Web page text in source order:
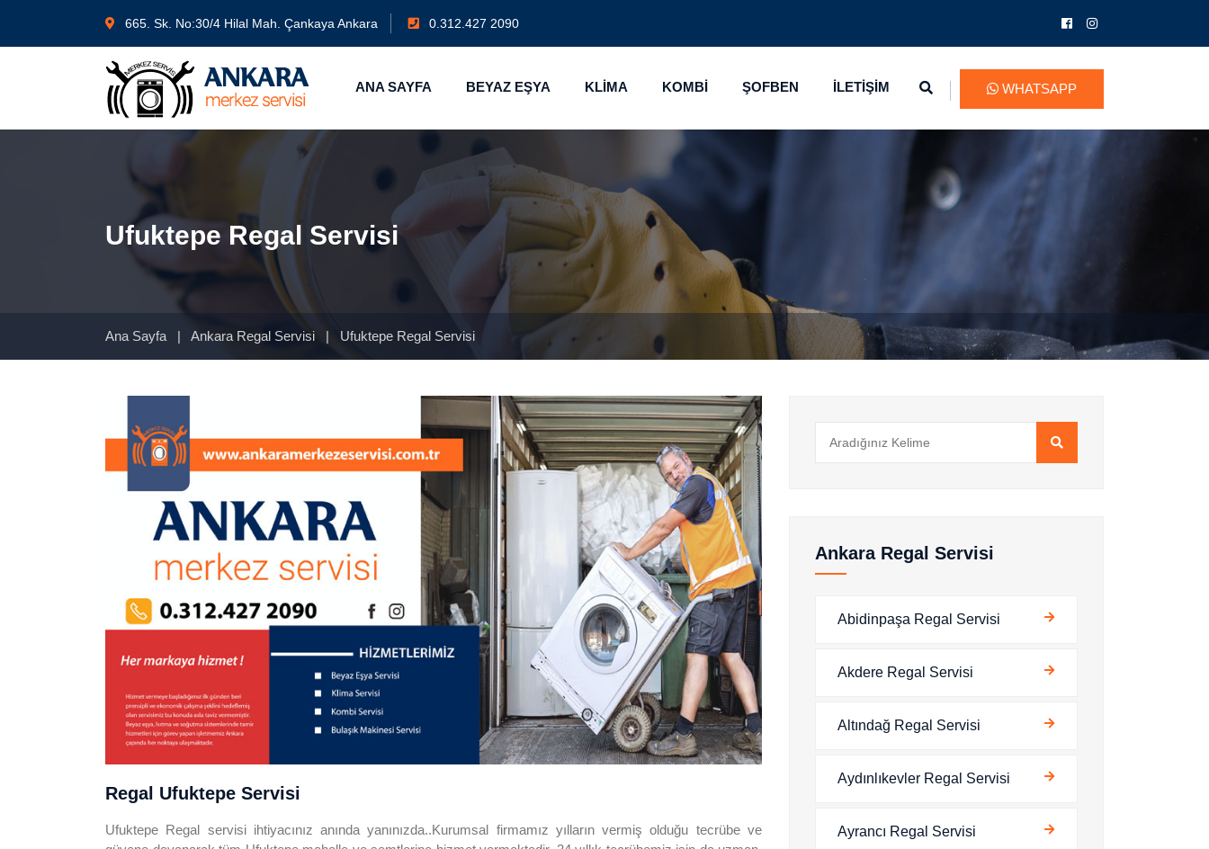
665. Sk. No:30/4 Hilal Mah. Çankaya Ankara 0.312.427 2090
ANA SAYFA BEYAZ EŞYA KLİMA KOMBİ ŞOFBEN İLETİŞİM WHATSAPP
Ufuktepe Regal Servisi
Ana Sayfa | Ankara Regal Servisi | Ufuktepe Regal Servisi
Regal Ufuktepe Servisi
Ufuktepe Regal servisi ihtiyacınız anında yanınızda..Kurumsal firmamız yılların vermiş olduğu tecrübe ve
Ankara Regal Servisi
Abidinpaşa Regal Servisi
Akdere Regal Servisi
Altındağ Regal Servisi
Aydınlıkevler Regal Servisi
Ayrancı Regal Servisi